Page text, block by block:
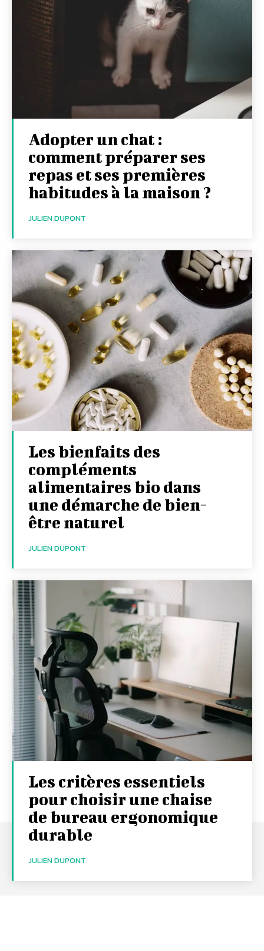
Adopter un chat :
comment préparer ses
repas et ses premières
habitudes à la maison ?
JULIEN DUPONT
Les bienfaits des
compléments
alimentaires bio dans
une démarche de bien-
être naturel
JULIEN DUPONT
Les critères essentiels
pour choisir une chaise
de bureau ergonomique
durable
JULIEN DUPONT